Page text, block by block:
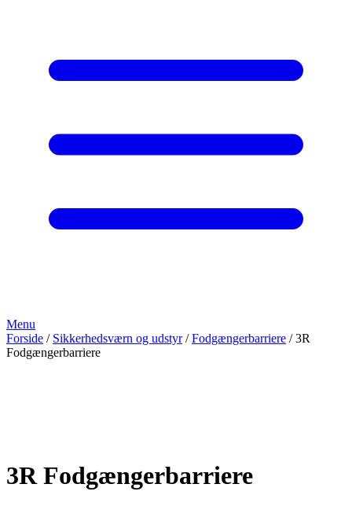
Menu
Forside / Sikkerhedsværn og udstyr/Fodgængerbarriere / 3R
Fodgængerbarriere
3R Fodgængerbarriere